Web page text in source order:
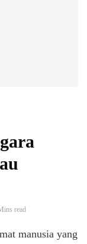
read
manusia yang